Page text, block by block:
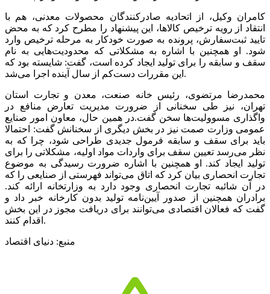
کامران وکیل، از اتحادیه صادرکنندگان محصولات معدنی، هم با
انتقاد از رویه ترخیص کالاها، این پیشنهاد را مطرح کرد که به محض
تایید ثبت‌سفارش، پرونده به صورت خودکار به مرحله ترخیص وارد
شود. او همچنین با اشاره به مشکلاتی که محدودیت‌هایی به نام
سقف و سابقه را برای تولید ایجاد کرده است، گفت: شایسته بود که
این مقررات دست‌کم از سال آینده اجرا می‌‌‌شد.
محمدرضا مرتضوی، رئیس خانه صنعت، معدن و تجارت استان
تهران، نیز طی سخنانی از ضرورت مدیریت تعارض منافع در
واگذاری مسوولیت‌‌‌ها سخن گفت.در همین حال، معاون امور صنایع
عمومی وزارت صمت نیز در بخش دیگری از سخنانش گفت: احتمالا
باید برای سقف و سابقه فرمول جدیدی طراحی شود، چرا که به
نظر می‌رسد تعیین سقف برای واردات مواد اولیه، مشکلاتی را برای
تولید ایجاد کند. او همچنین با اشاره ضرورت رسیدگی به موضوع
تجارت انحصاری بیان کرد که اتاق می‌‌‌تواند فهرستی از صنایعی را که
در آن شائبه تجارت انحصاری وجود دارد به وزارتخانه ارائه کند.
برادران همچنین از صدور آیین‌نامه تولید بدون کارخانه خبر داد و
گفت که فعالان اقتصادی می‌‌‌توانند برای دریافت مجوز در این بخش
اقدام کنند.
منبع: دنیای اقتصاد